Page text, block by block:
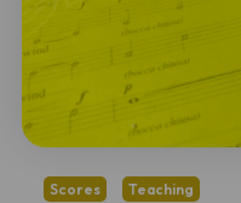
Scores Teaching